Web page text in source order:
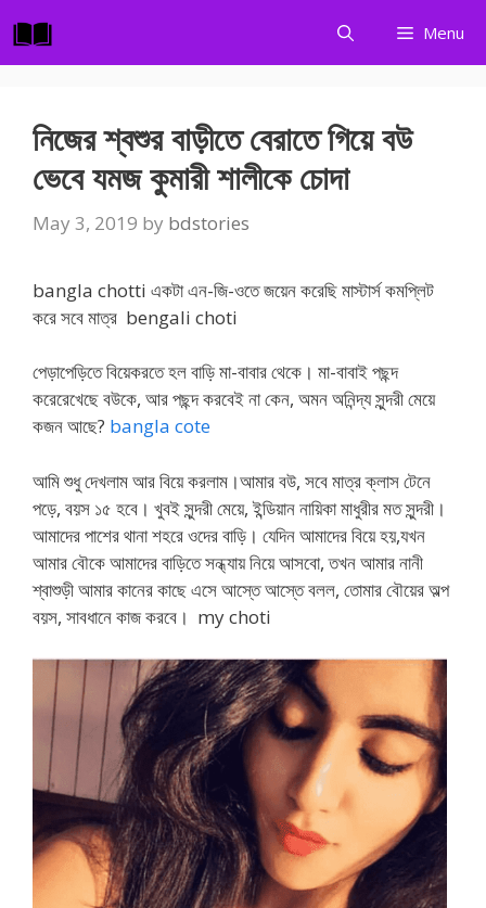
to
content
Menu
নিজের শ্বশুর বাড়ীতে বেরাতে গিয়ে বউ
ভেবে যমজ কুমারী শালীকে চোদা
May 3, 2019 by bdstories
bangla chotti একটা এন-জি-ওতে জয়েন করেছি মাস্টার্স কমপ্লিট
করে সবে মাত্র bengali choti
পেড়াপেড়িতে বিয়েকরতে হল বাড়ি মা-বাবার থেকে। মা-বাবাই পছন্দ
করেরেখেছে বউকে, আর পছন্দ করবেই না কেন, অমন অনিন্দ্য সুন্দরী মেয়ে
কজন আছে? bangla cote
আমি শুধু দেখলাম আর বিয়ে করলাম।আমার বউ, সবে মাত্র ক্লাস টেনে
পড়ে, বয়স ১৫ হবে। খুবই সুন্দরী মেয়ে, ইন্ডিয়ান নায়িকা মাধুরীর মত সুন্দরী।
আমাদের পাশের থানা শহরে ওদের বাড়ি। যেদিন আমাদের বিয়ে হয়,যখন
আমার বৌকে আমাদের বাড়িতে সন্ধ্যায় নিয়ে আসবো, তখন আমার নানী
শ্বাশুড়ী আমার কানের কাছে এসে আস্তে আস্তে বলল, তোমার বৌয়ের অল্প
বয়স, সাবধানে কাজ করবে। my choti